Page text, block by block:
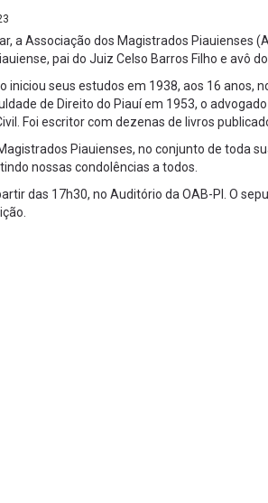
a Associação dos Magistrados Piauienses
pai do Juiz Celso Barros Filho e avô
iniciou seus estudos em 1938, aos 16 anos,
de Direito do Piauí em 1953, o
Foi escritor com dezenas de livros
Piauienses, no conjunto de toda
nossas condolências a todos.
das 17h30, no Auditório da OAB-PI. O